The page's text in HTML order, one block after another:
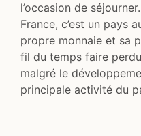
l’occasion de
France, c’est un pays
propre monnaie et sa
fil du temps faire
malgré le
principale activité du